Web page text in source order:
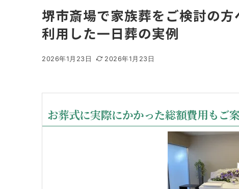
堺市斎場で家族葬をご検討の
利用した一日葬の実例
2026年1月23日 2026年1月23日
お葬式に実際にかかった総額費用もご